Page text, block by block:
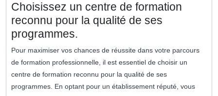
Choisissez un centre de formation
reconnu pour la qualité de ses
programmes.
Pour maximiser vos chances de réussite dans votre parcours
de formation professionnelle, il est essentiel de choisir un
centre de formation reconnu pour la qualité de ses
programmes. En optant pour un établissement réputé, vous